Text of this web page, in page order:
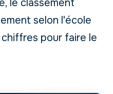
le classement
selon l'école
chiffres pour faire le